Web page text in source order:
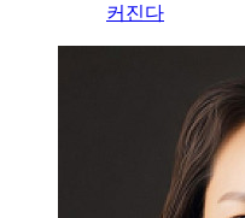
커진다